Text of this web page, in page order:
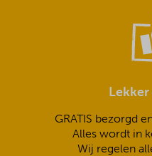
GRATIS bezorgd
Alles wordt in
Wij regelen